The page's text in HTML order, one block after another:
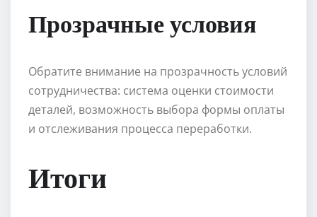
Прозрачные условия
Обратите внимание на прозрачность условий
сотрудничества: система оценки стоимости
деталей, возможность выбора формы оплаты
и отслеживания процесса переработки.
Итоги